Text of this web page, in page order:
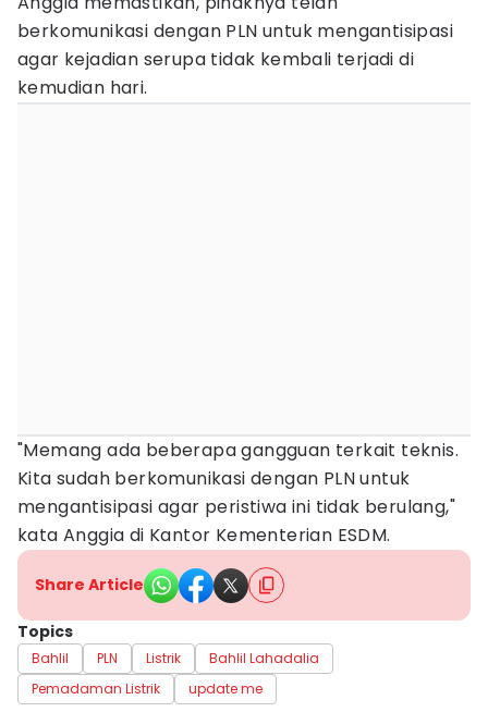
berkomunikasi dengan PLN untuk mengantisipasi
agar kejadian serupa tidak kembali terjadi di
kemudian hari.
"Memang ada beberapa gangguan terkait teknis.
Kita sudah berkomunikasi dengan PLN untuk
mengantisipasi agar peristiwa ini tidak berulang,"
kata Anggia di Kantor Kementerian ESDM.
Share Article
Topics
Bahlil PLN Listrik
Bahlil Lahadalia
Pemadaman Listrik
update me